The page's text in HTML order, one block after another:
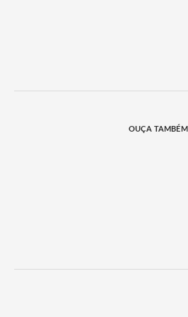
OUÇA TAMBÉM